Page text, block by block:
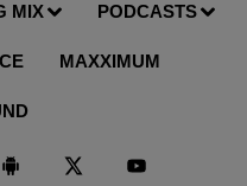
MIX PODCASTS
MAXXIMUM